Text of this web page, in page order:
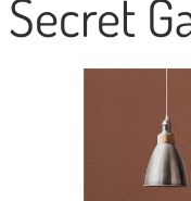
Secret